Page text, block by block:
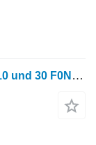
Ford Motorentlüftungsrohr der Serien 10 und 30 F0NN6758AA für Radtraktor